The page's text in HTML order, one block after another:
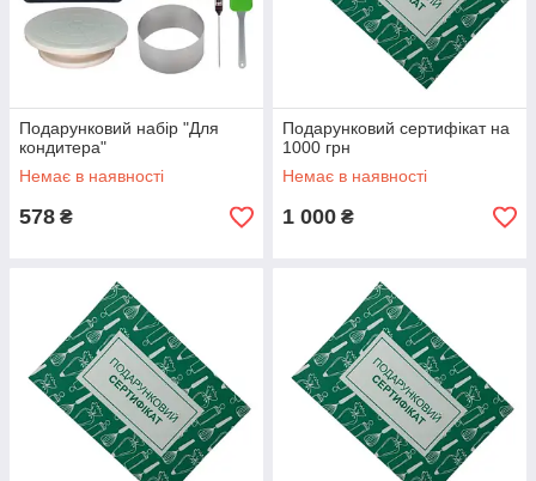
Подарунковий набір "Для
кондитера"
Немає в наявності
578 ₴
Подарунковий сертифікат на
1000 грн
Немає в наявності
1 000 ₴